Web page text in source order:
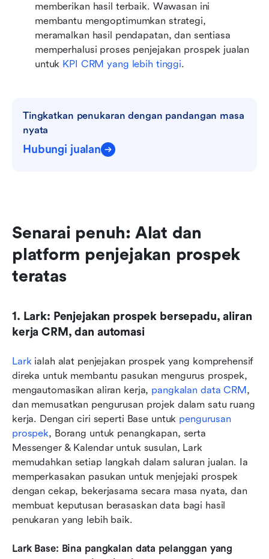
memberikan hasil terbaik. Wawasan ini
membantu mengoptimumkan strategi,
meramalkan hasil pendapatan, dan sentiasa
memperhalusi proses penjejakan prospek jualan
untuk KPI CRM yang lebih tinggi.
Tingkatkan penukaran dengan pandangan masa
nyata
Hubungi jualan
Senarai penuh: Alat dan
platform penjejakan prospek
teratas
1. Lark: Penjejakan prospek bersepadu, aliran
kerja CRM, dan automasi
Lark ialah alat penjejakan prospek yang komprehensif
direka untuk membantu pasukan mengurus prospek,
mengautomasikan aliran kerja, pangkalan data CRM ,
dan memusatkan pengurusan projek dalam satu ruang
kerja. Dengan ciri seperti Base untuk pengurusan
prospek, Borang untuk penangkapan, serta
Messenger & Kalendar untuk susulan, Lark
memudahkan setiap langkah dalam saluran jualan. Ia
memperkasakan pasukan untuk menjejaki prospek
dengan cekap, bekerjasama secara masa nyata, dan
membuat keputusan berasaskan data bagi hasil
penukaran yang lebih baik.
Lark Base: Bina pangkalan data pelanggan yang